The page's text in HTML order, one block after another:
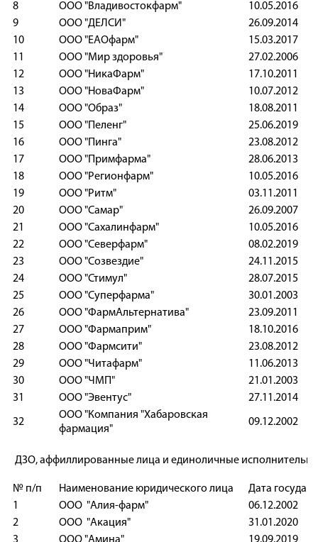
8
ООО "Владивостокфарм"
9
ООО "ДЕЛСИ"
10
ООО "ЕАОфарм"
11
ООО "Мир здоровья"
12
ООО "НикаФарм"
13
ООО "НоваФарм"
14
ООО "Образ"
15
ООО "Пеленг"
16
ООО "Пинга"
17
ООО "Примфарма"
18
ООО "Регионфарм"
19
ООО "Ритм"
20
ООО "Самар"
21
ООО "Сахалинфарм"
22
ООО "Северфарм"
23
ООО "Созвездие"
24
ООО "Стимул"
25
ООО "Суперфарма"
26
ООО "ФармАльтернатива"
27
ООО "Фармаприм"
28
ООО "Фармсити"
29
ООО "Читафарм"
30
ООО "ЧМП"
31
ООО "Эвентус"
32
ООО "Компания "Хабаровская
фармация"
ДЗО, аффиллированные лица и единоличные
№ п/п Наименование юридического лица
Дата
1
ООО "Алия-фарм"
2
ООО "Акация"